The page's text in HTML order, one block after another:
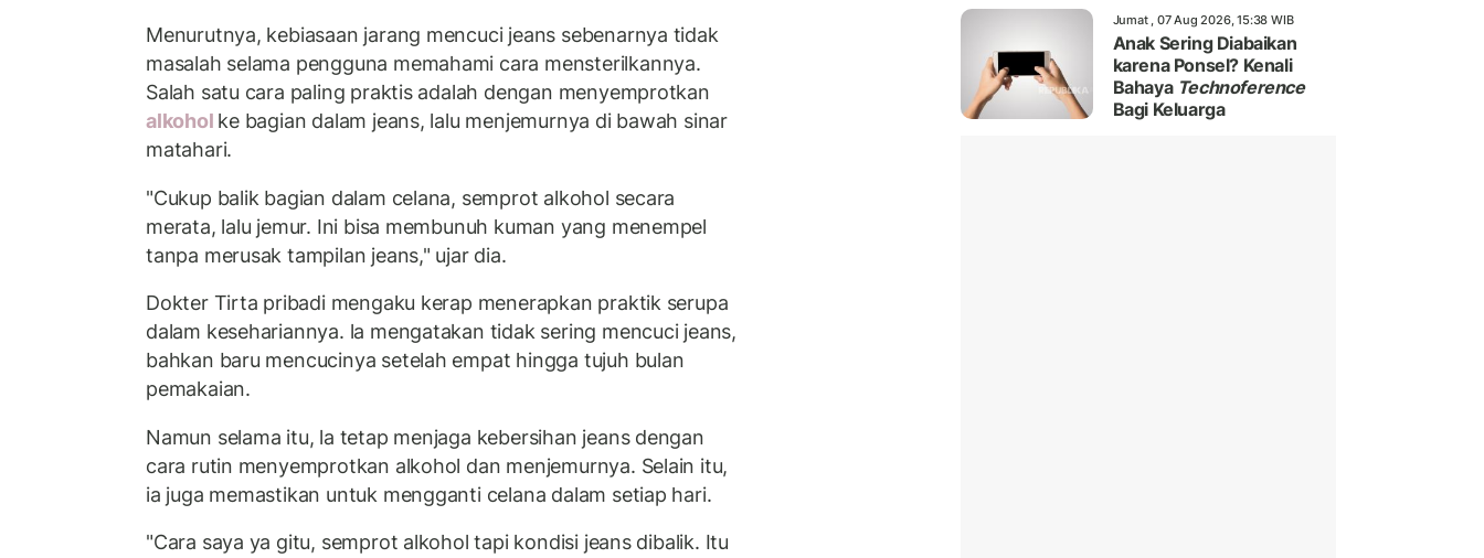
Menurutnya, kebiasaan jarang mencuci jeans sebenarnya tidak
masalah selama pengguna memahami cara mensterilkannya.
Salah satu cara paling praktis adalah dengan menyemprotkan
alkohol ke bagian dalam jeans, lalu menjemurnya di bawah sinar
matahari.
"Cukup balik bagian dalam celana, semprot alkohol secara
merata, lalu jemur. Ini bisa membunuh kuman yang menempel
tanpa merusak tampilan jeans," ujar dia.
Dokter Tirta pribadi mengaku kerap menerapkan praktik serupa
dalam kesehariannya. la mengatakan tidak sering mencuci jeans,
bahkan baru mencucinya setelah empat hingga tujuh bulan
pemakaian.
Namun selama itu, la tetap menjaga kebersihan jeans dengan
cara rutin menyemprotkan alkohol dan menjemurnya. Selain itu,
ia juga memastikan untuk mengganti celana dalam setiap hari.
"Cara saya ya gitu, semprot alkohol tapi kondisi jeans dibalik. Itu
Jumat , 07 Aug 2026, 15:38 WIB
Anak Sering Diabaikan
karena Ponsel? Kenali
Bahaya Technoference
Bagi Keluarga